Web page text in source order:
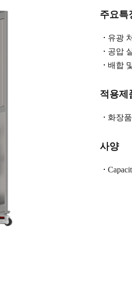
주요특
유광
공압
배합
적용제
화장품
사양